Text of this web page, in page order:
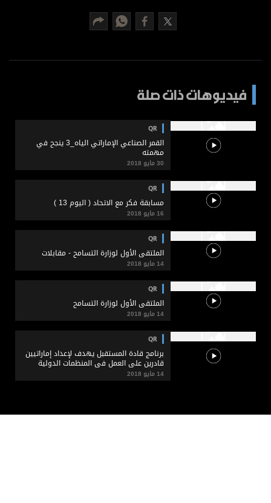
الأحوال الجوية
فيديوهات ذات صلة
QR
القمر الصناعي الإماراتي الياه_3 ينجح في
مهمته
30 مايو 2018
QR
مسابقة فكر مع الاتحاد ( اليوم 13 )
16 مايو 2018
QR
الملتقى الأول لوزارة التسامح - مقابلات
14 مايو 2018
QR
الملتقى الأول لوزارة التسامح
14 مايو 2018
QR
برنامج قادة المستقبل يهدف لإعداد إماراتيين
قادرين على العمل في المنظمات الدولية
14 مايو 2018